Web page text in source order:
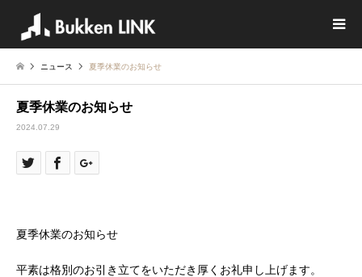
ニュース 夏季休業のお知らせ
夏季休業のお知らせ
2024.07.29
夏季休業のお知らせ
平素は格別のお引き立てをいただき厚くお礼申し上げます。